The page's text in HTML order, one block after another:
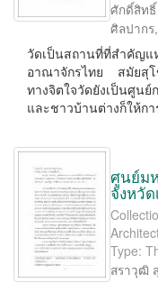
ศักดิ์สิท
ศิลปากร,
วัดเป็นสถานที่ที่สำคัญแ
อาณาจักรไทย สมัยสุ
ทางจิตใจวัดยังเป็นศูน
และชาวบ้านต่างก็ให้ก
ศูนย์ม
จังหวั
Type:
สราวุฒิ